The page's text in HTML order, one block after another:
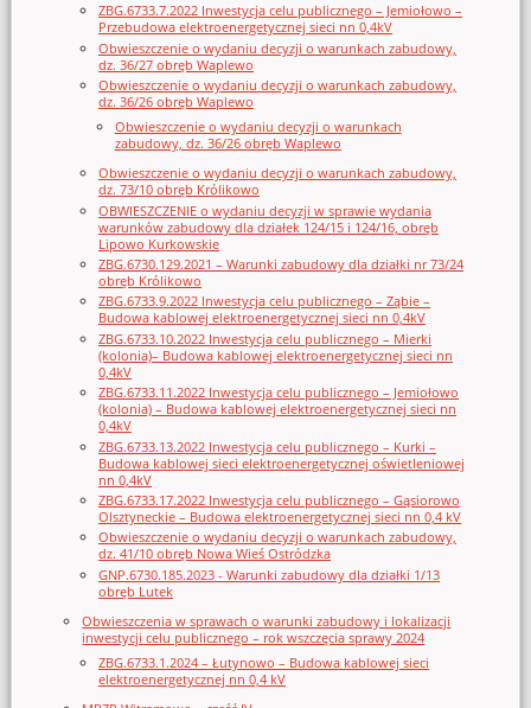
ZBG.6733.7.2022 Inwestycja celu publicznego – Jemiołowo –
Przebudowa elektroenergetycznej sieci nn 0,4kV
Obwieszczenie o wydaniu decyzji o warunkach zabudowy,
dz. 36/27 obręb Waplewo
Obwieszczenie o wydaniu decyzji o warunkach zabudowy,
dz. 36/26 obręb Waplewo
Obwieszczenie o wydaniu decyzji o warunkach
zabudowy, dz. 36/26 obręb Waplewo
Obwieszczenie o wydaniu decyzji o warunkach zabudowy,
dz. 73/10 obręb Królikowo
OBWIESZCZENIE o wydaniu decyzji w sprawie wydania
warunków zabudowy dla działek 124/15 i 124/16, obręb
Lipowo Kurkowskie
ZBG.6730.129.2021 – Warunki zabudowy dla działki nr 73/24
obręb Królikowo
ZBG.6733.9.2022 Inwestycja celu publicznego – Ząbie –
Budowa kablowej elektroenergetycznej sieci nn 0,4kV
ZBG.6733.10.2022 Inwestycja celu publicznego – Mierki
(kolonia)– Budowa kablowej elektroenergetycznej sieci nn
0,4kV
ZBG.6733.11.2022 Inwestycja celu publicznego – Jemiołowo
(kolonia) – Budowa kablowej elektroenergetycznej sieci nn
0,4kV
ZBG.6733.13.2022 Inwestycja celu publicznego – Kurki –
Budowa kablowej sieci elektroenergetycznej oświetleniowej
nn 0,4kV
ZBG.6733.17.2022 Inwestycja celu publicznego – Gąsiorowo
Olsztyneckie – Budowa elektroenergetycznej sieci nn 0,4 kV
Obwieszczenie o wydaniu decyzji o warunkach zabudowy,
dz. 41/10 obręb Nowa Wieś Ostródzka
GNP.6730.185.2023 - Warunki zabudowy dla działki 1/13
obręb Lutek
Obwieszczenia w sprawach o warunki zabudowy i lokalizacji
inwestycji celu publicznego – rok wszczęcia sprawy 2024
ZBG.6733.1.2024 – Łutynowo – Budowa kablowej sieci
elektroenergetycznej nn 0,4 kV